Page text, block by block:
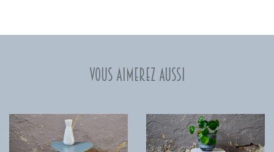
Vous aimerez aussi